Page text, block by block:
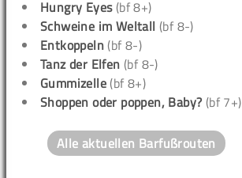
Hungry Eyes(bf 8+)
Schweine im Weltall (bf 8-)
Entkoppeln (bf 8-)
Tanz der Elfen (bf 8-)
Gummizelle (bf 8+)
Shoppen oder poppen, Baby? (bf 7+)
Alle aktuellen Barfußrouten